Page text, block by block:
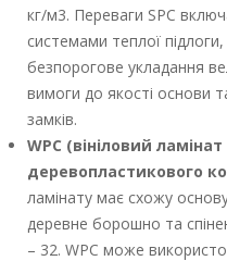
кг/м3. Переваги SPC
системами теплої підлоги,
безпорогове укладання
вимоги до якості основи
замків.
WPC (вініловий ламінат
деревопластикового
ламінату має схожу
деревне борошно та
– 32. WPC може